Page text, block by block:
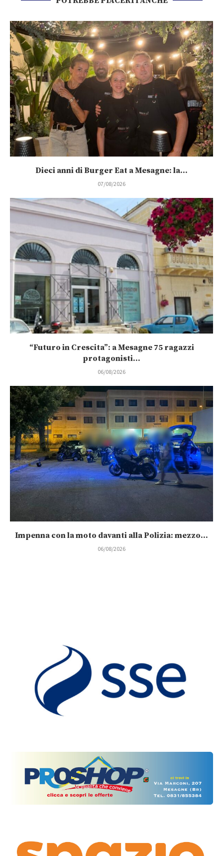
Dieci anni di Burger Eat a Mesagne: la...
07/08/2026
“Futuro in Crescita”: a Mesagne 75 ragazzi
protagonisti...
06/08/2026
Impenna con la moto davanti alla Polizia: mezzo...
06/08/2026